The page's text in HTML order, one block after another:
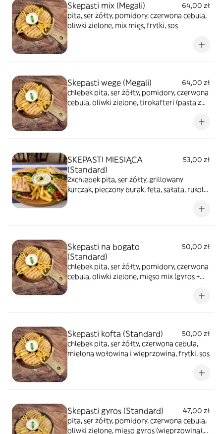
Skepasti mix (Megali)
64,00 zł
pita, ser żółty, pomidory, czerwona cebula,
oliwki zielone, mix mięs, frytki, sos
Skepasti wege (Megali)
64,00 zł
chlebek pita, ser żółty, pomidory, czerwona
cebula, oliwki zielone, tirokafteri (pasta z
dressing musztardowo-miodowy, sos, frytki
SKEPASTI MIESIĄCA
(Standard)
53,00 zł
2xchlebek pita, ser żółty, grillowany
kurczak, pieczony burak, feta, sałata, rukola,
Skepasti na bogato
(Standard)
50,00 zł
chlebek pita, ser żółty, pomidory, czerwona
cebula, oliwki zielone, mięso mix (gyros +
Skepasti kofta (Standard)
50,00 zł
chlebek pita, ser żółty, czerwona cebula,
mielona wołowina i wieprzowina, frytki, sos
Skepasti gyros (Standard)
47,00 zł
pita, ser żółty, pomidory, czerwona cebula,
oliwki zielone, mięso gyros (wieprzowina),